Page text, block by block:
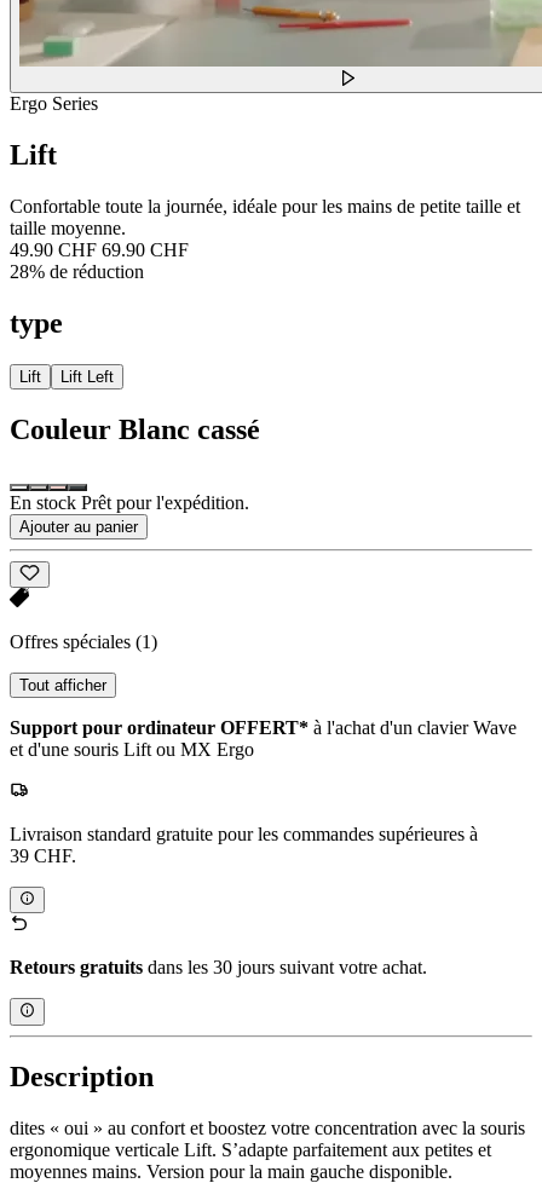
Ergo Series
Lift
Confortable toute la journée, idéale pour les mains de petite taille et
taille moyenne.
49.90 CHF 69.90 CHF
28% de réduction
type
Lift Lift Left
Couleur Blanc cassé
En stock Prêt pour l'expédition.
Ajouter au panier
Offres spéciales (1)
Tout afficher
Support pour ordinateur OFFERT* à l'achat d'un clavier Wave
et d'une souris Lift ou MX Ergo
Livraison standard gratuite pour les commandes supérieures à
39 CHF.
Retours gratuits dans les 30 jours suivant votre achat.
Description
dites « oui » au confort et boostez votre concentration avec la souris
ergonomique verticale Lift. S’adapte parfaitement aux petites et
moyennes mains. Version pour la main gauche disponible.